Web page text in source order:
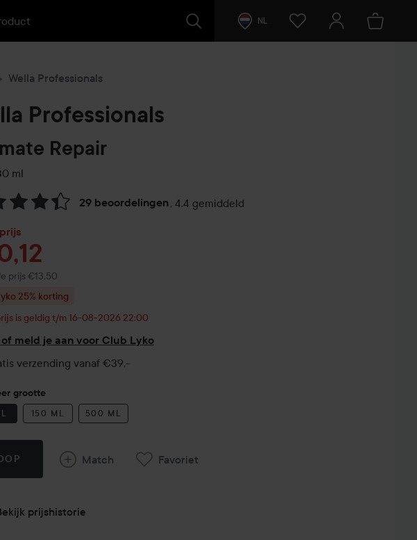
NL
Wella Professionals
Professionals
Repair
ml
29 beoordelingen, 4.4 gemiddeld
Reviews & reacties
prijs €13,50
prijs €13,50
25% korting
is geldig t/m 16-08-2026 22:00
meld je aan voor Club Lyko
verzending vanaf €39,-
grootte
150 ML 500 ML
Match Favoriet
prijshistorie